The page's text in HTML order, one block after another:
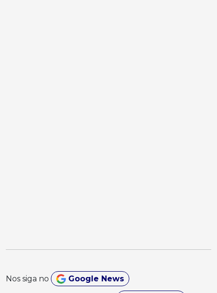
Nos siga no Google News